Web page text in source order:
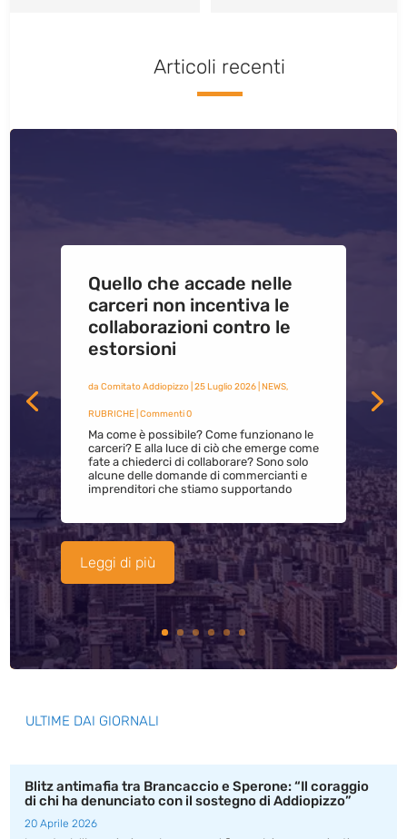
Articoli recenti
Quello che accade nelle
carceri non incentiva le
collaborazioni contro le
estorsioni
da Comitato Addiopizzo| 25 Luglio 2026| NEWS,
RUBRICHE| Commenti 0
Ma come è possibile? Come funzionano le
carceri? E alla luce di ciò che emerge come
fate a chiederci di collaborare? Sono solo
alcune delle domande di commercianti e
imprenditori che stiamo supportando
Leggi di più
ULTIME DAI GIORNALI
Blitz antimafia tra Brancaccio e Sperone: “Il coraggio
di chi ha denunciato con il sostegno di Addiopizzo”
20 Aprile 2026